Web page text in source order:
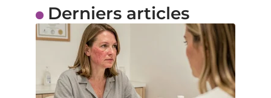
Derniers articles